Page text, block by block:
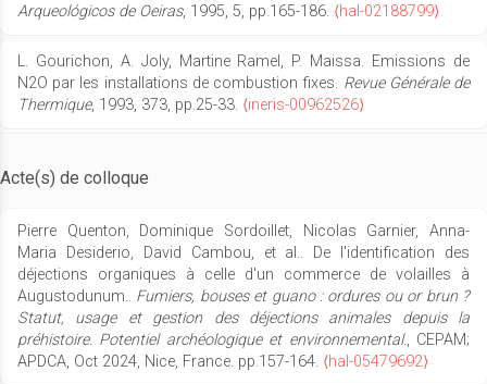
Arqueológicos de Oeiras, 1995, 5, pp.165-186. ⟨hal-02188799⟩
L. Gourichon, A. Joly, Martine Ramel, P. Maissa. Emissions de
N2O par les installations de combustion fixes. Revue Générale de
Thermique, 1993, 373, pp.25-33. ⟨ineris-00962526⟩
Acte(s) de colloque
Pierre Quenton, Dominique Sordoillet, Nicolas Garnier, Anna-
Maria Desiderio, David Cambou, et al.. De l'identification des
déjections organiques à celle d'un commerce de volailles à
Augustodunum.. Fumiers, bouses et guano : ordures ou or brun ?
Statut, usage et gestion des déjections animales depuis la
préhistoire. Potentiel archéologique et environnemental., CEPAM;
APDCA, Oct 2024, Nice, France. pp.157-164. ⟨hal-05479692⟩